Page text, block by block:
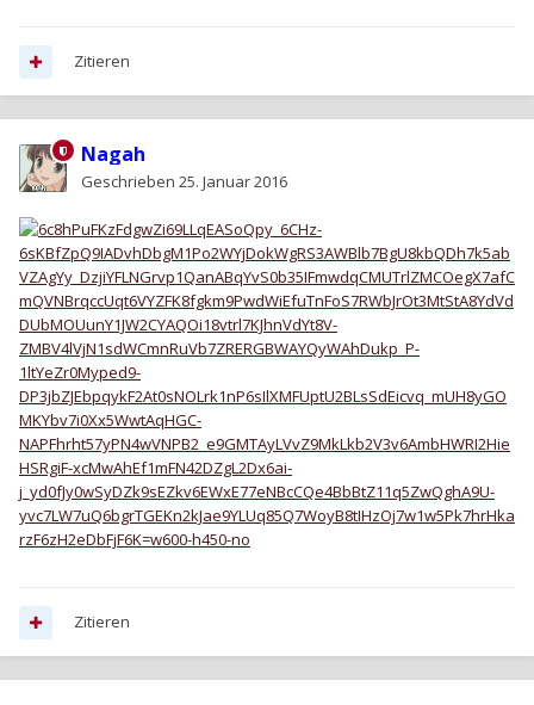
Zitieren
Nagah
Geschrieben 25. Januar 2016
Zitieren